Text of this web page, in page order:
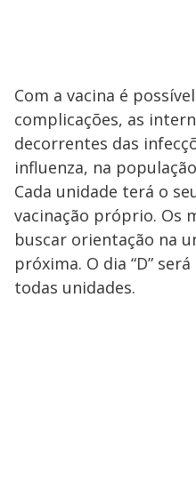
Com a vacina é
complicações, as
decorrentes das
influenza, na
Cada unidade terá o
vacinação próprio. Os
buscar orientação na
próxima. O dia “D”
todas unidades.